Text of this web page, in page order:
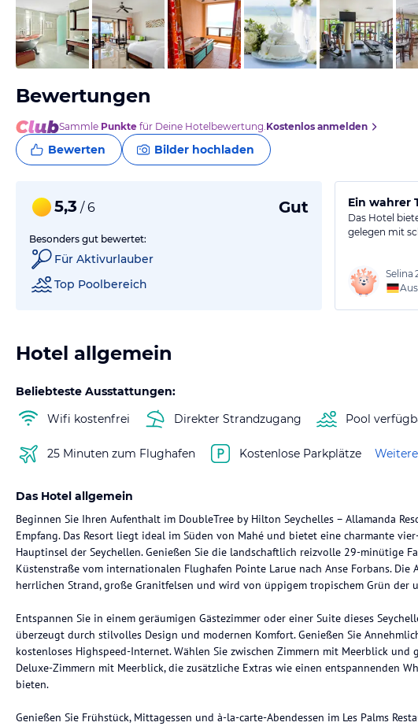
vom Hotelier, Mai 2015
Bewertungen
Sammle Punkte für Deine Hotelbewertung.Kostenlos anmelden
Bewerten Bilder hochladen
5,3 / 6 Gut
Besonders gut bewertet:
Für Aktivurlauber
Top Poolbereich
Ein wahrer
Das Hotel
gelegen mit
Selina
Hotel allgemein
Beliebteste Ausstattungen:
Wifi kostenfrei
Direkter Strandzugang Pool
25 Minuten zum Flughafen Kostenlose Parkplätze
Das Hotel allgemein
Beginnen Sie Ihren Aufenthalt im DoubleTree by Hilton Seychelles – Allamanda
Empfang. Das Resort liegt ideal im Süden von Mahé und bietet eine charmante
Hauptinsel der Seychellen. Genießen Sie die landschaftlich reizvolle 29-minütige
Küstenstraße vom internationalen Flughafen Pointe Larue nach Anse Forbans. Die
herrlichen Strand, große Granitfelsen und wird von üppigem tropischem Grün der
Entspannen Sie in einem geräumigen Gästezimmer oder einer Suite dieses
überzeugt durch stilvolles Design und modernen Komfort. Genießen Sie
kostenloses Highspeed-Internet. Wählen Sie zwischen Zimmern mit Meerblick
Deluxe-Zimmern mit Meerblick, die zusätzliche Extras wie einen entspannenden
bieten.
Genießen Sie Frühstück, Mittagessen und à-la-carte-Abendessen im Les Palms